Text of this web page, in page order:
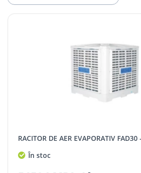
RACITOR DE AER EVAPORATIV
În stoc